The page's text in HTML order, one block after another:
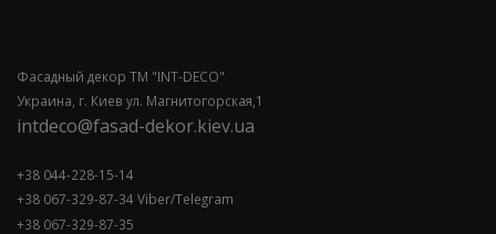
Фасадный декор ТМ "INT-DECO"
Украина, г. Киев ул. Магнитогорская,1
intdeco@fasad-dekor.kiev.ua
+38 044-228-15-14
+38 067-329-87-34 Viber/Telegram
+38 067-329-87-35